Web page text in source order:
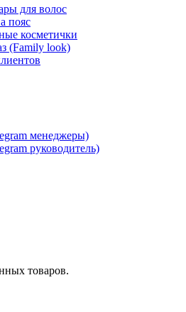
для волос
пояс
косметички
(Family look)
менеджеры)
руководитель)
товаров.